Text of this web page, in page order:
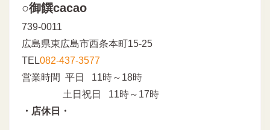
○御饌cacao
739-0011
広島県東広島市西条本町15-25
TEL082-437-3577
営業時間 平日 11時～18時
土日祝日 11時～17時
・店休日・